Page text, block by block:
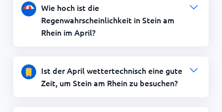
Wie hoch ist die
Regenwahrscheinlichkeit in Stein am
Rhein im April?
Ist der April wettertechnisch eine gute
Zeit, um Stein am Rhein zu besuchen?